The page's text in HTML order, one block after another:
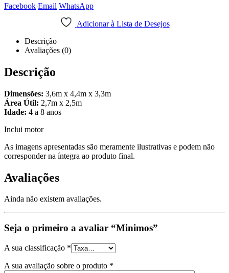
Facebook Email WhatsApp
Adicionar à Lista de Desejos
Descrição
Avaliações (0)
Descrição
Dimensões: 3,6m x 4,4m x 3,3m
Área Útil: 2,7m x 2,5m
Idade: 4 a 8 anos
Inclui motor
As imagens apresentadas são meramente ilustrativas e podem não
corresponder na íntegra ao produto final.
Avaliações
Ainda não existem avaliações.
Seja o primeiro a avaliar “Minimos”
A sua classificação *
A sua avaliação sobre o produto *